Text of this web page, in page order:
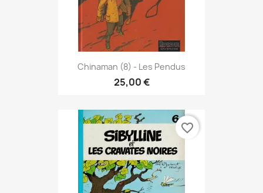
Chinaman (8) - Les Pendus
25,00 €
favorite_border